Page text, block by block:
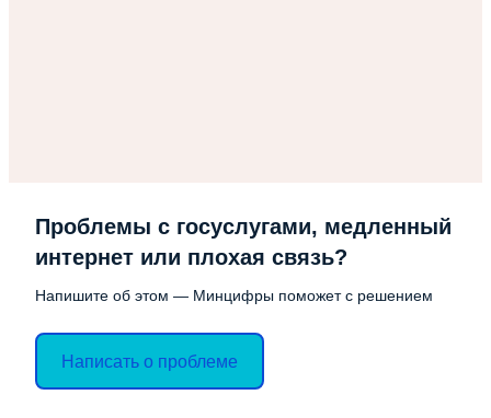
Проблемы с госуслугами, медленный
интернет или плохая связь?
Напишите об этом — Минцифры поможет с решением
Написать о проблеме